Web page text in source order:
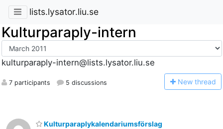
lists.lysator.liu.se
Kulturparaply-intern
kulturparaply-intern@lists.lysator.liu.se
7 participants 5 discussions New thread
Kulturparaplykalendariumsförslag